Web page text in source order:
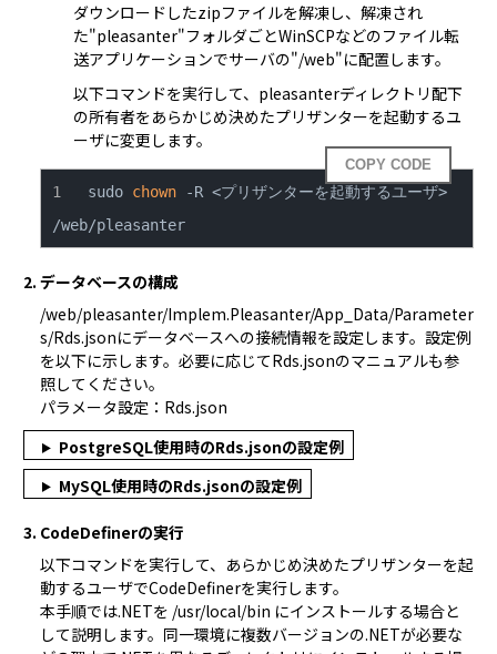
ダウンロードしたzipファイルを解凍し、解凍され
た"pleasanter"フォルダごとWinSCPなどのファイル転
送アプリケーションでサーバの"/web"に配置します。
以下コマンドを実行して、pleasanterディレクトリ配下
の所有者をあらかじめ決めたプリザンターを起動するユ
ーザに変更します。
COPY CODE
sudo chown -R <プリザンターを起動するユーザ>
/web/pleasanter
2. データベースの構成
/web/pleasanter/Implem.Pleasanter/App_Data/Parameter
s/Rds.jsonにデータベースへの接続情報を設定します。設定例
を以下に示します。必要に応じてRds.jsonのマニュアルも参
パラメータ設定：Rds.json
PostgreSQL使用時のRds.jsonの設定例
MySQL使用時のRds.jsonの設定例
3. CodeDefinerの実行
以下コマンドを実行して、あらかじめ決めたプリザンターを起
動するユーザでCodeDefinerを実行します。
本手順では.NETを /usr/local/bin にインストールする場合と
して説明します。同一環境に複数バージョンの.NETが必要な